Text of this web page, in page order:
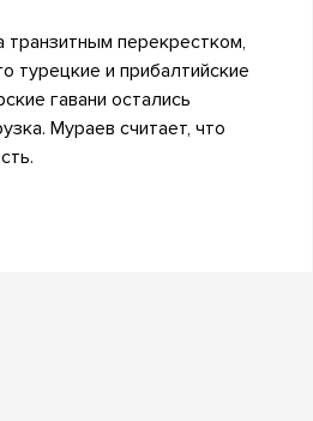
транзитным перекрестком,
турецкие и прибалтийские
гавани остались
Мураев считает, что